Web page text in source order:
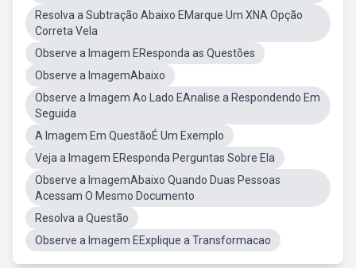
Resolva a Subtração Abaixo EMarque Um XNA Opção
Correta Vela
Observe a Imagem EResponda as Questões
Observe a ImagemAbaixo
Observe a Imagem Ao Lado EAnalise a Respondendo Em
Seguida
A Imagem Em QuestãoÉ Um Exemplo
Veja a Imagem EResponda Perguntas Sobre Ela
Observe a ImagemAbaixo Quando Duas Pessoas
Acessam O Mesmo Documento
Resolva a Questão
Observe a Imagem EExplique a Transformacao